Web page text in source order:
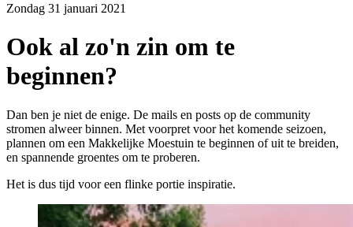
Zondag 31 januari 2021
Ook al zo'n zin om te
beginnen?
Dan ben je niet de enige. De mails en posts op de community
stromen alweer binnen. Met voorpret voor het komende seizoen,
plannen om een Makkelijke Moestuin te beginnen of uit te breiden,
en spannende groentes om te proberen.
Het is dus tijd voor een flinke portie inspiratie.